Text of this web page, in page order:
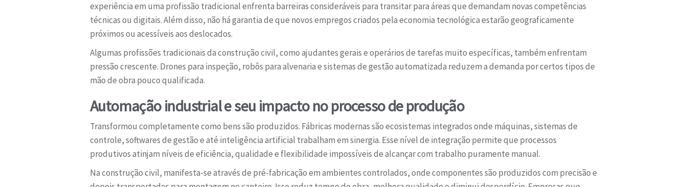
experiência em uma profissão tradicional enfrenta barreiras consideráveis para transitar para áreas que demandam novas competências
técnicas ou digitais. Além disso, não há garantia de que novos empregos criados pela economia tecnológica estarão geograficamente
próximos ou acessíveis aos deslocados.
Algumas profissões tradicionais da construção civil, como ajudantes gerais e operários de tarefas muito específicas, também enfrentam
pressão crescente. Drones para inspeção, robôs para alvenaria e sistemas de gestão automatizada reduzem a demanda por certos tipos de
mão de obra pouco qualificada.
Automação industrial e seu impacto no processo de produção
Transformou completamente como bens são produzidos. Fábricas modernas são ecosistemas integrados onde máquinas, sistemas de
controle, softwares de gestão e até inteligência artificial trabalham em sinergia. Esse nível de integração permite que processos
produtivos atinjam níveis de eficiência, qualidade e flexibilidade impossíveis de alcançar com trabalho puramente manual.
Na construção civil, manifesta-se através de pré-fabricação em ambientes controlados, onde componentes são produzidos com precisão e